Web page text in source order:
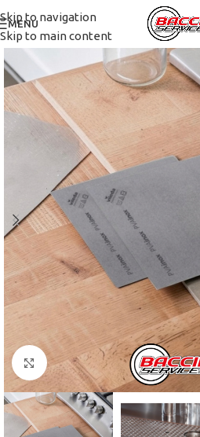
Skip to navigation
Skip to main content
MENU
Click to enlarge